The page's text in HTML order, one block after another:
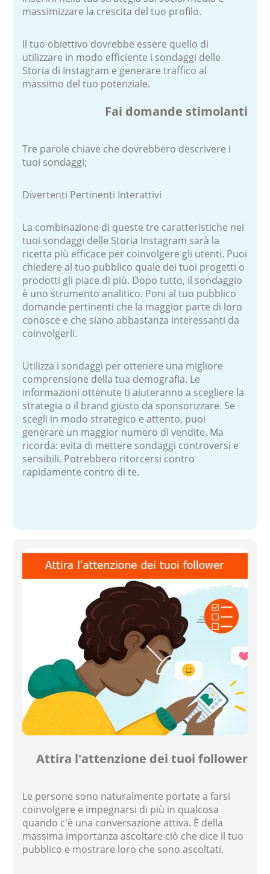
massimizzare la crescita del tuo profilo.
Il tuo obiettivo dovrebbe essere quello di
utilizzare in modo efficiente i sondaggi delle
Storia di Instagram e generare traffico al
massimo del tuo potenziale.
Fai domande stimolanti
Tre parole chiave che dovrebbero descrivere i
tuoi sondaggi;
Divertenti Pertinenti Interattivi
La combinazione di queste tre caratteristiche nei
tuoi sondaggi delle Storia Instagram sarà la
ricetta più efficace per coinvolgere gli utenti. Puoi
chiedere al tuo pubblico quale dei tuoi progetti o
prodotti gli piace di più. Dopo tutto, il sondaggio
è uno strumento analitico. Poni al tuo pubblico
domande pertinenti che la maggior parte di loro
conosce e che siano abbastanza interessanti da
coinvolgerli.
Utilizza i sondaggi per ottenere una migliore
comprensione della tua demografia. Le
informazioni ottenute ti aiuteranno a scegliere la
strategia o il brand giusto da sponsorizzare. Se
scegli in modo strategico e attento, puoi
generare un maggior numero di vendite. Ma
ricorda: evita di mettere sondaggi controversi e
sensibili. Potrebbero ritorcersi contro
rapidamente contro di te.
Attira l'attenzione dei tuoi follower
Le persone sono naturalmente portate a farsi
coinvolgere e impegnarsi di più in qualcosa
quando c'è una conversazione attiva. È della
massima importanza ascoltare ciò che dice il tuo
pubblico e mostrare loro che sono ascoltati.